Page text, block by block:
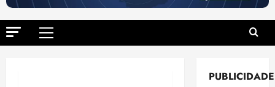
Menu
PUBLICIDADE